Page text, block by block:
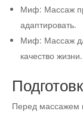
Миф: Массаж
адаптировать.
Миф: Массаж
качество жизни.
Перед массажем